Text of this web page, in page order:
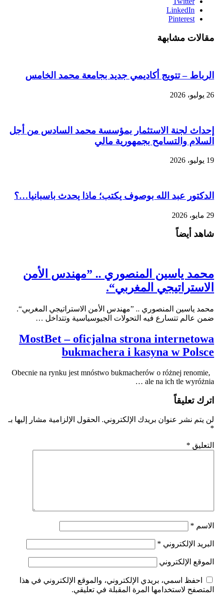
LinkedIn
Pinterest
مقالات مشابهة
الرباط – تتويج أكاديمي جديد بجامعة محمد الخامس
26 يوليو، 2026
إحداث لجنة الاستثمار بمؤسسة محمد السادس من أجل
السلام والتسامح بجمهورية مالي
19 يوليو، 2026
الدكتور عبد الله بوصوف يكتب؛ ماذا يحدث باسبانيا…؟
29 مايو، 2026
شاهد أيضاً
محمد ياسين المنصوري .. ”مهندس الأمن
الاستراتيجي المغربي“.
محمد ياسين المنصوري .. ”مهندس الأمن الاستراتيجي المغربي“.
ضمن عالم تتسارع فيه التحولات الجيوسياسية وتتداخل …
MostBet – oficjalna strona internetowa
bukmachera i kasyna w Polsce
Obecnie na rynku jest mnóstwo bukmacherów o różnej renomie,
ale na ich tle wyróżnia …
اترك تعليقاً
لن يتم نشر عنوان بريدك الإلكتروني. الحقول الإلزامية مشار إليها بـ
*
التعليق *
الاسم *
البريد الإلكتروني *
الموقع الإلكتروني
احفظ اسمي، بريدي الإلكتروني، والموقع الإلكتروني في هذا
المتصفح لاستخدامها المرة المقبلة في تعليقي.